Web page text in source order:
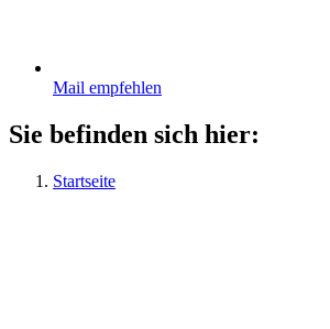
Mail empfehlen
Sie befinden sich hier:
Startseite